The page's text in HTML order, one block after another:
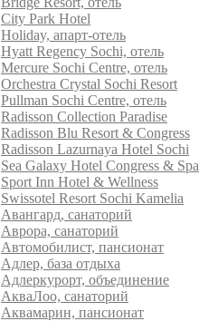
City Park Hotel
Holiday, апарт-отель
Hyatt Regency Sochi, отель
Mercure Sochi Centre, отель
Orchestra Crystal Sochi Resort
Pullman Sochi Centre, отель
Radisson Collection Paradise
Radisson Blu Resort & Congress
Radisson Lazurnaya Hotel Sochi
Sea Galaxy Hotel Congress & Spa
Sport Inn Hotel & Wellness
Swissotel Resort Sochi Kamelia
Авангард, санаторий
Аврора, санаторий
Автомобилист, пансионат
Адлер, база отдыха
Адлеркурорт, объединение
АкваЛоо, санаторий
Аквамарин, пансионат